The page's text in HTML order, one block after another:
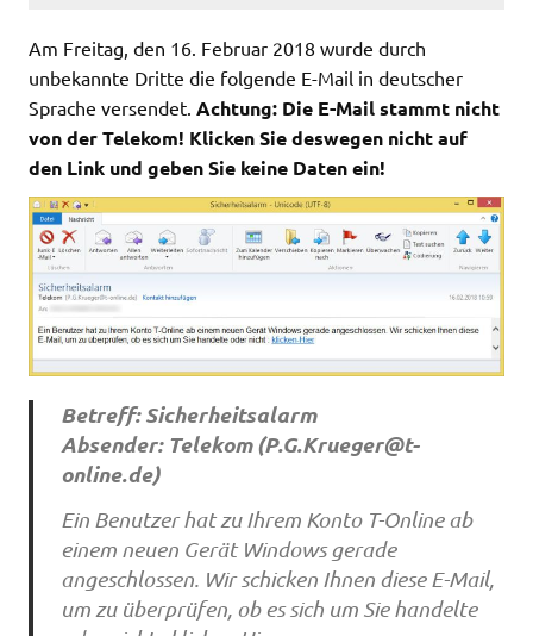
Am Freitag, den 16. Februar 2018 wurde durch
unbekannte Dritte die folgende E-Mail in deutscher
Sprache versendet. Achtung: Die E-Mail stammt nicht
von der Telekom! Klicken Sie deswegen nicht auf
den Link und geben Sie keine Daten ein!
Betreff: Sicherheitsalarm
Absender: Telekom (P.G.Krueger@t-
online.de)
Ein Benutzer hat zu Ihrem Konto T-Online ab
einem neuen Gerät Windows gerade
angeschlossen. Wir schicken Ihnen diese E-Mail,
um zu überprüfen, ob es sich um Sie handelte